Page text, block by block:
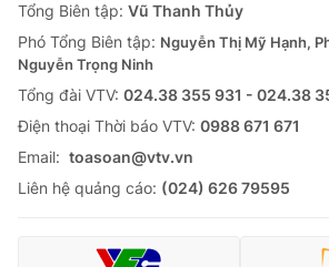
Tổng Biên tập: Vũ Thanh Thủy
Phó Tổng Biên tập: Nguyễn Thị Mỹ Hạnh,
Nguyễn Trọng Ninh
Tổng đài VTV: 024.38 355 931 - 024.38
Ðiện thoại Thời báo VTV: 0988 671 671
Email: toasoan@vtv.vn
Liên hệ quảng cáo: (024) 626 79595